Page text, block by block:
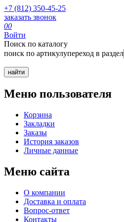
+7 (812) 350-45-25
заказать звонок
00
Войти
Поиск по каталогу
поиск по артикулупереход в раздел
Меню пользователя
Корзина
Закладки
Заказы
История заказов
Личные данные
Меню сайта
О компании
Доставка и оплата
Вопрос-ответ
Контакты